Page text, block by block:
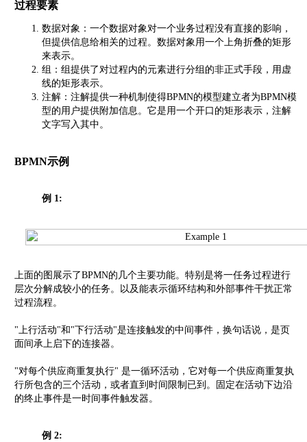
过程要素
数据对象：一个数据对象对一个业务过程没有直接的影响，
但提供信息给相关的过程。数据对象用一个上角折叠的矩形
来表示。
组：组提供了对过程内的元素进行分组的非正式手段，用虚
线的矩形表示。
注解：注解提供一种机制使得BPMN的模型建立者为BPMN模
型的用户提供附加信息。它是用一个开口的矩形表示，注解
文字写入其中。
BPMN示例
例 1:
上面的图展示了BPMN的几个主要功能。特别是将一任务过程进行
层次分解成较小的任务。以及能表示循环结构和外部事件干扰正常
过程流程。
"上行活动"和"下行活动"是连接触发的中间事件，换句话说，是页
面间承上启下的连接器。
"对每个供应商重复执行" 是一循环活动，它对每一个供应商重复执
行所包含的三个活动，或者直到时间限制已到。固定在活动下边沿
的终止事件是一时间事件触发器。
例 2: